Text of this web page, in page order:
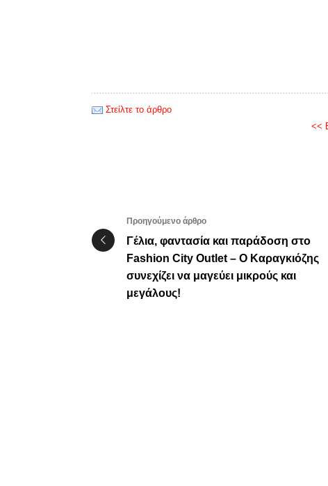
Στείλτε το άρθρο
<<
Προηγούμενο άρθρο
Γέλια, φαντασία και παράδοση στο
Fashion City Outlet – Ο Καραγκιόζης
συνεχίζει να μαγεύει μικρούς και
μεγάλους!